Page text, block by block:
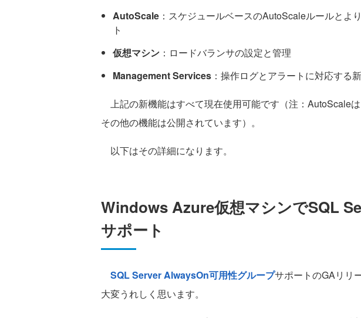
AutoScale ：スケジュールベースのAutoScaleルールとよ
ト
仮想マシン ：ロードバランサの設定と管理
Management Services ：操作ログとアラートに対応する
上記の新機能はすべて現在使用可能です（注：AutoScaleは
その他の機能は公開されています）。
以下はその詳細になります。
Windows Azure仮想マシンでSQL
サポート
SQL Server AlwaysOn可用性グループサポートのGAリリ
大変うれしく思います。